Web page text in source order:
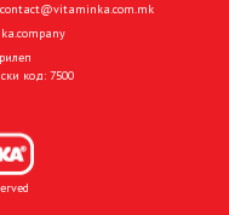
contact@vitaminka.com.mk
код: 7500